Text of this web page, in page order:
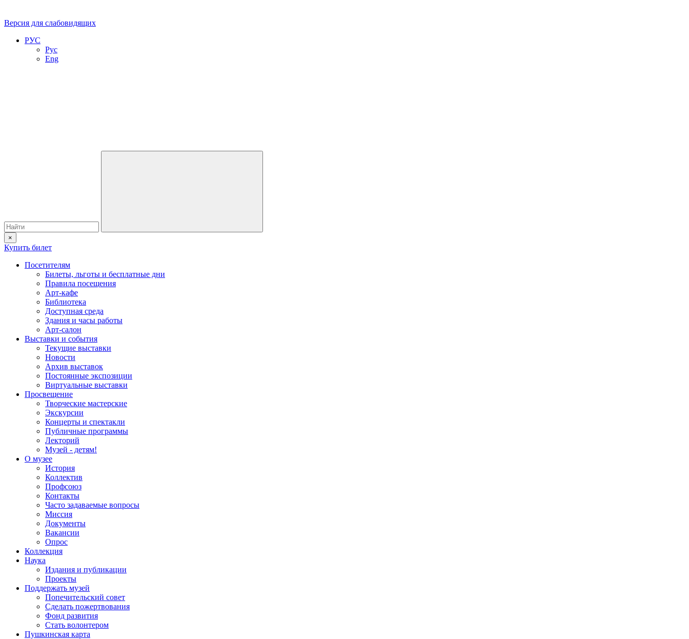
Версия для слабовидящих
РУС
Рус
Eng
×
Купить билет
Посетителям
Билеты, льготы и бесплатные дни
Правила посещения
Арт-кафе
Библиотека
Доступная среда
Здания и часы работы
Арт-салон
Выставки и события
Текущие выставки
Новости
Архив выставок
Постоянные экспозиции
Виртуальные выставки
Просвещение
Творческие мастерские
Экскурсии
Концерты и спектакли
Публичные программы
Лекторий
Музей - детям!
О музее
История
Коллектив
Профсоюз
Контакты
Часто задаваемые вопросы
Миссия
Документы
Вакансии
Опрос
Коллекция
Наука
Издания и публикации
Проекты
Поддержать музей
Попечительский совет
Сделать пожертвования
Фонд развития
Стать волонтером
Пушкинская карта